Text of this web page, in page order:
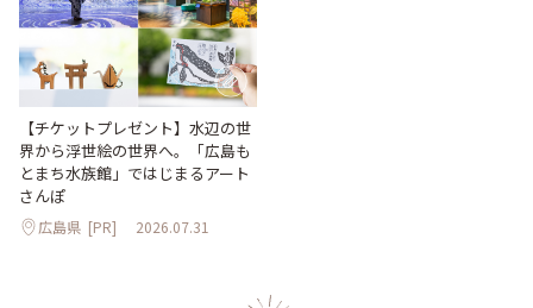
【チケットプレゼント】水辺の世
界から浮世絵の世界へ。「広島も
とまち水族館」ではじまるアート
さんぽ
広島県 [PR] 2026.07.31